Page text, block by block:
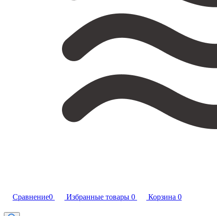
Сравнение0 Избранные товары 0 Корзина 0